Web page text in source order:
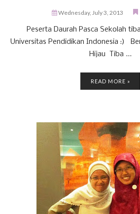
Wednesday, July 3, 2013
Peserta Daurah Pasca Sekolah
Universitas Pendidikan Indonesia :)
Hijau Tiba ...
READ MORE »